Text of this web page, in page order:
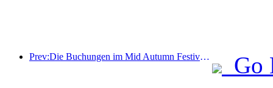
Prev:Die Buchungen im Mid Autumn Festival National Day High Star Hotel erreichten ein historisches Hoch, mit einer Wachstumsrate, die weit über die der mittleren und niedrigen Sterne-Hotels lag
Go